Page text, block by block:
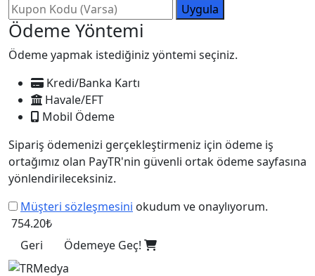
Uygula
Ödeme Yöntemi
Ödeme yapmak istediğiniz yöntemi seçiniz.
Kredi/Banka Kartı
Havale/EFT
Mobil Ödeme
Sipariş ödemenizi gerçekleştirmeniz için ödeme iş
ortağımız olan PayTR'nin güvenli ortak ödeme sayfasına
yönlendirileceksiniz.
Müşteri sözleşmesini okudum ve onaylıyorum.
754.20₺
Geri
Ödemeye Geç!